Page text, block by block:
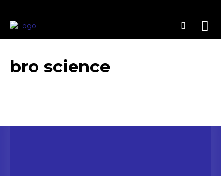
bro science